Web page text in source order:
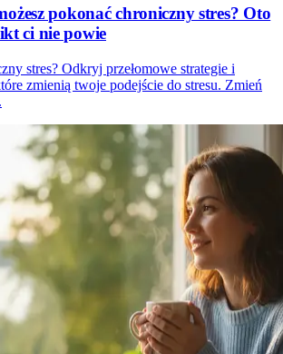
pokonać chroniczny stres? Oto
ci nie powie
stres? Odkryj przełomowe strategie i
zmienią twoje podejście do stresu. Zmień